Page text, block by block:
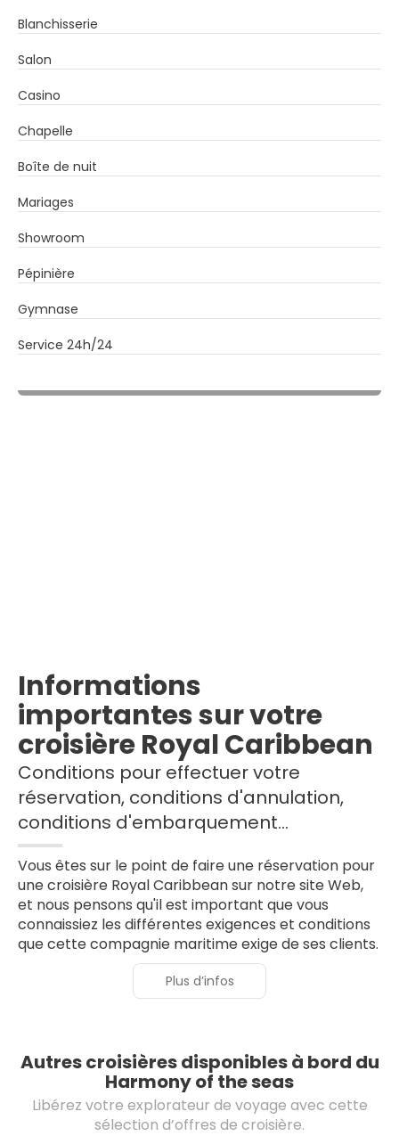
Blanchisserie
Salon
Casino
Chapelle
Boîte de nuit
Mariages
Showroom
Pépinière
Gymnase
Service 24h/24
Informations
importantes sur votre
croisière Royal Caribbean
Conditions pour effectuer votre
réservation, conditions d'annulation,
conditions d'embarquement...
Vous êtes sur le point de faire une réservation pour
une croisière Royal Caribbean sur notre site Web,
et nous pensons qu'il est important que vous
connaissiez les différentes exigences et conditions
que cette compagnie maritime exige de ses clients.
Plus d’infos
Autres croisières disponibles à bord du
Harmony of the seas
Libérez votre explorateur de voyage avec cette
sélection d’offres de croisière.